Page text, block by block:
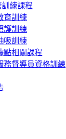
練課程
育訓練
護訓練
吸訓練
點相關課程
務督導員資格訓練